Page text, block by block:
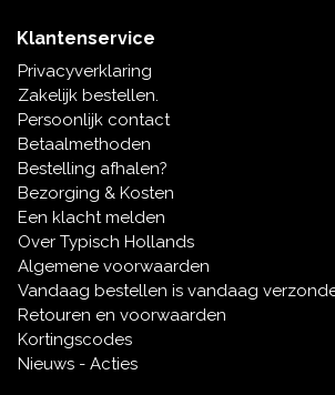
Klantenservice
Privacyverklaring
Zakelijk bestellen.
Persoonlijk contact
Betaalmethoden
Bestelling afhalen?
Bezorging & Kosten
Een klacht melden
Over Typisch Hollands
Algemene voorwaarden
Vandaag bestellen is vandaag
Retouren en voorwaarden
Kortingscodes
Nieuws - Acties